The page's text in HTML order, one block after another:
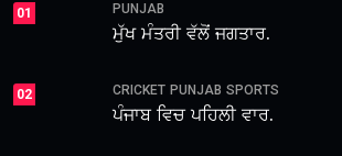
01 PUNJAB
ਮੁੱਖ ਮੰਤਰੀ ਵੱਲੋਂ ਜਗਤਾਰ.
02 CRICKET PUNJAB SPORTS
ਪੰਜਾਬ ਵਿਚ ਪਹਿਲੀ ਵਾਰ.